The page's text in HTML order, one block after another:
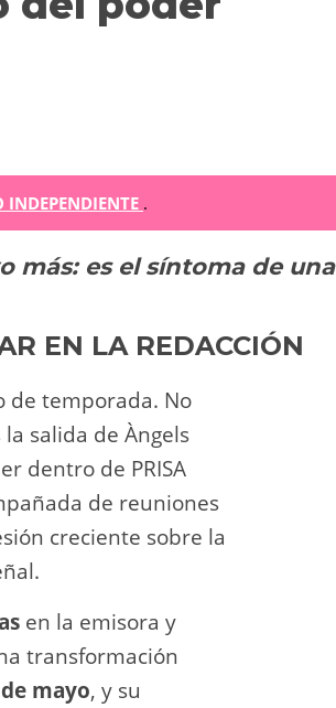
INDEPENDIENTE .
más: es el síntoma de una
EN LA REDACCIÓN
de temporada. No
salida de Àngels
dentro de PRISA
de reuniones
creciente sobre la
en la emisora y
transformación
mayo, y su